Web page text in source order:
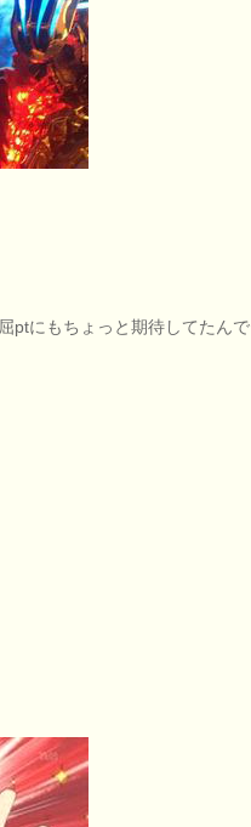
ptにもちょっと期待してたんで